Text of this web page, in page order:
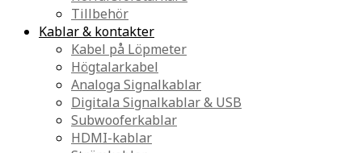
Tillbehör
Kablar & kontakter
Kabel på Löpmeter
Högtalarkabel
Analoga Signalkablar
Digitala Signalkablar & USB
Subwooferkablar
HDMI-kablar